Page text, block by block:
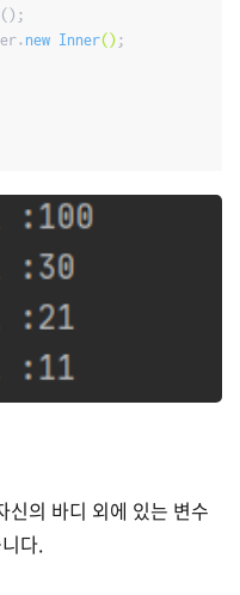
new Inner() ;
신의 바디 외에 있는 변수
다.